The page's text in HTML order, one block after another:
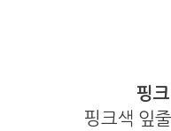
핑
핑크색 잎